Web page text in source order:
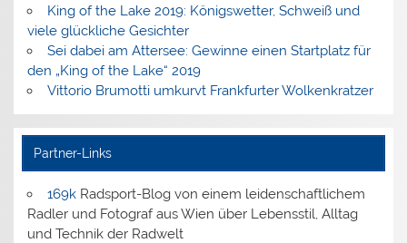
King of the Lake 2019: Königswetter, Schweiß und
viele glückliche Gesichter
Sei dabei am Attersee: Gewinne einen Startplatz für
den „King of the Lake“ 2019
Vittorio Brumotti umkurvt Frankfurter Wolkenkratzer
Partner-Links
169kRadsport-Blog von einem leidenschaftlichem
Radler und Fotograf aus Wien über Lebensstil, Alltag
und Technik der Radwelt